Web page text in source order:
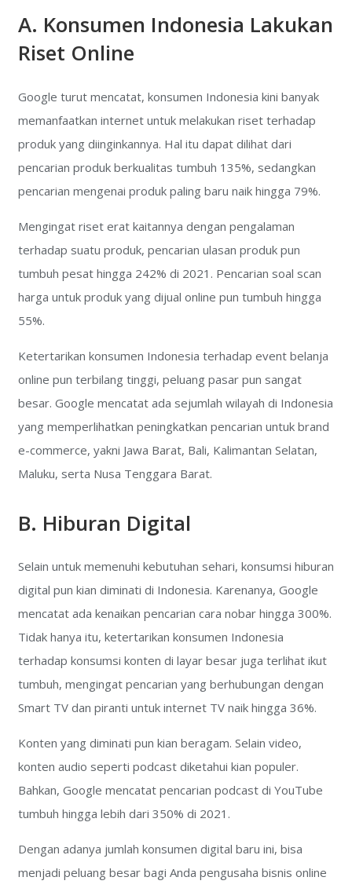
A. Konsumen Indonesia Lakukan
Riset Online
Google turut mencatat, konsumen Indonesia kini banyak
memanfaatkan internet untuk melakukan riset terhadap
produk yang diinginkannya. Hal itu dapat dilihat dari
pencarian produk berkualitas tumbuh 135%, sedangkan
pencarian mengenai produk paling baru naik hingga 79%.
Mengingat riset erat kaitannya dengan pengalaman
terhadap suatu produk, pencarian ulasan produk pun
tumbuh pesat hingga 242% di 2021. Pencarian soal scan
harga untuk produk yang dijual online pun tumbuh hingga
55%.
Ketertarikan konsumen Indonesia terhadap event belanja
online pun terbilang tinggi, peluang pasar pun sangat
besar. Google mencatat ada sejumlah wilayah di Indonesia
yang memperlihatkan peningkatkan pencarian untuk brand
e-commerce, yakni Jawa Barat, Bali, Kalimantan Selatan,
Maluku, serta Nusa Tenggara Barat.
B. Hiburan Digital
Selain untuk memenuhi kebutuhan sehari, konsumsi hiburan
digital pun kian diminati di Indonesia. Karenanya, Google
mencatat ada kenaikan pencarian cara nobar hingga 300%.
Tidak hanya itu, ketertarikan konsumen Indonesia
terhadap konsumsi konten di layar besar juga terlihat ikut
tumbuh, mengingat pencarian yang berhubungan dengan
Smart TV dan piranti untuk internet TV naik hingga 36%.
Konten yang diminati pun kian beragam. Selain video,
konten audio seperti podcast diketahui kian populer.
Bahkan, Google mencatat pencarian podcast di YouTube
tumbuh hingga lebih dari 350% di 2021.
Dengan adanya jumlah konsumen digital baru ini, bisa
menjadi peluang besar bagi Anda pengusaha bisnis online